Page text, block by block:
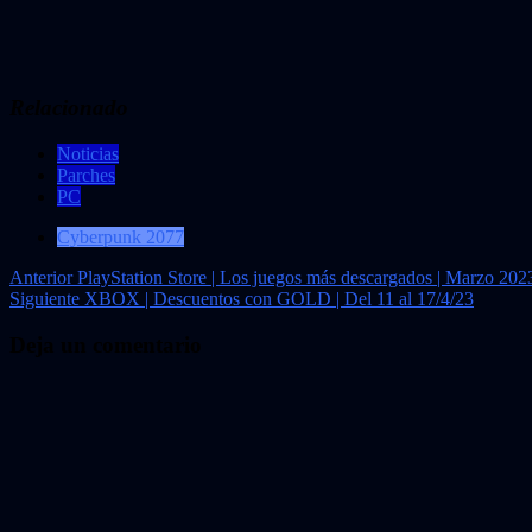
Noticias
Parches
PC
Cyberpunk 2077
Navegación
de
AnteriorPlayStation Store | Los juegos más descargados | Marzo
Siguiente XBOX | Descuentos con GOLD | Del 11 al 17/4/23